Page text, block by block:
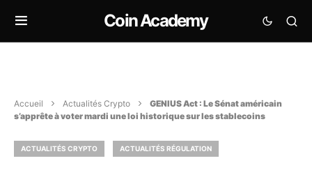
Coin Academy
Accueil Actualités Crypto
GENIUS Act : Le Sénat américain
s’apprête à voter mardi une loi historique sur les stablecoins
ACTUALITÉS CRYPTO ACTUALITÉS RÉGULATION